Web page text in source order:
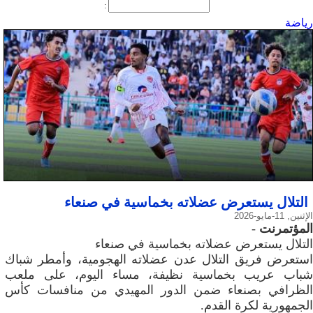
:
رياضة
التلال يستعرض عضلاته بخماسية في صنعاء
الإثنين, 11-مايو-2026
المؤتمرنت -
التلال يستعرض عضلاته بخماسية في صنعاء
استعرض فريق التلال عدن عضلاته الهجومية، وأمطر شباك
شباب عريب بخماسية نظيفة، مساء اليوم، على ملعب
الظرافي بصنعاء ضمن الدور المهيدي من منافسات كأس
الجمهورية لكرة القدم.